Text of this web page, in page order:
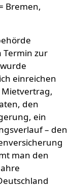
Bremen,
Termin zur
einreichen
Mietvertrag,
den
ein
– den
man den